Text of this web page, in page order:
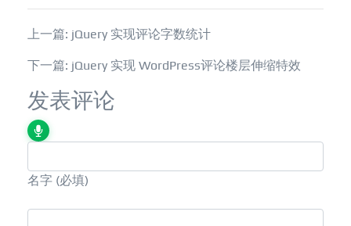
上一篇: jQuery 实现评论字数统计
下一篇: jQuery 实现 WordPress评论楼层伸缩特效
发表评论
名字 (必填)